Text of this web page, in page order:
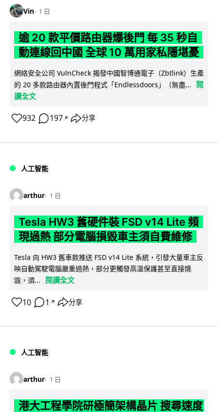
Vin 1 日
逾 20 款平價路由器爆後門 每 35 秒自
動連線回中國 全球 10 萬用家私隱堪憂
網絡安全公司 VulnCheck 揭發中國智博通電子（Zbtlink）生產
的 20 多款路由器內置後門程式「Endlessdoors」（無盡...
閱
讀全文
932 197 ↗ 分享
人工智能
arthur 1 日
Tesla HW3 舊硬件裝 FSD v14 Lite 頻
現過熱 部分電腦損毀車主須自費維修
Tesla 向 HW3 舊車款推送 FSD v14 Lite 系統，引發大量車主反
映自動駕駛電腦嚴重過熱，部分更觸發高溫保護甚至直接燒
毀，須...
閱讀全文
10 1 ↗ 分享
人工智能
arthur 1 日
港大工程學院研極簡架構晶片 搜尋速度